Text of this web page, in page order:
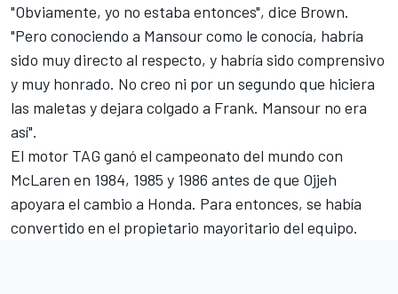
"Obviamente, yo no estaba entonces", dice Brown.
"Pero conociendo a Mansour como le conocía, habría
sido muy directo al respecto, y habría sido comprensivo
y muy honrado. No creo ni por un segundo que hiciera
las maletas y dejara colgado a Frank. Mansour no era
así".
El motor TAG ganó el campeonato del mundo con
McLaren en 1984, 1985 y 1986 antes de que Ojjeh
apoyara el cambio a Honda. Para entonces, se había
convertido en el propietario mayoritario del equipo.